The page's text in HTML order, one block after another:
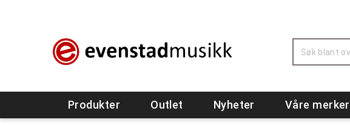
Produkter Outlet Nyheter Våre merker